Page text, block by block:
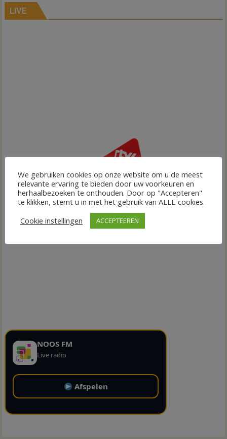
LIVE
NOOS FM
Live radio
Afspelen
We gebruiken cookies op onze website om u de meest
relevante ervaring te bieden door uw voorkeuren en
herhaalbezoeken te onthouden. Door op "Accepteren"
te klikken, stemt u in met het gebruik van ALLE cookies.
Cookie instellingen
ACCEPTEEREN